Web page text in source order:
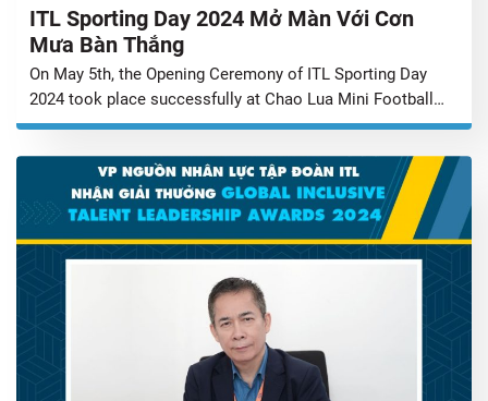
ITL Sporting Day 2024 Mở Màn Với Cơn
Mưa Bàn Thắng
On May 5th, the Opening Ceremony of ITL Sporting Day
2024 took place successfully at Chao Lua Mini Football
Pitch. The event was participated by the Management
year’s season and a lot of ITL-ers. Mr. Tony Anh – Deputy
General Director, CEO of ITL Aviation Logistics on behalf
[…]